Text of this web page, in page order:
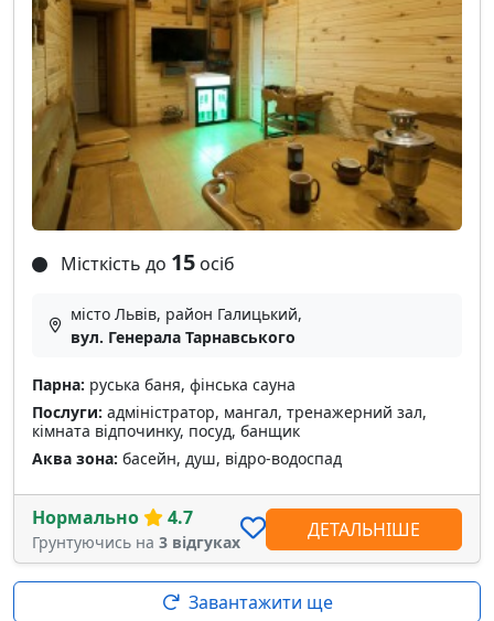
Місткість до 15 осіб
місто Львів, район Галицький,
вул. Генерала Тарнавського
Парна: руська баня, фінська сауна
Послуги: адміністратор, мангал, тренажерний зал,
кімната відпочинку, посуд, банщик
Аква зона: басейн, душ, відро-водоспад
Нормально 4.7
Грунтуючись на 3 відгуках
ДЕТАЛЬНІШЕ
Завантажити ще